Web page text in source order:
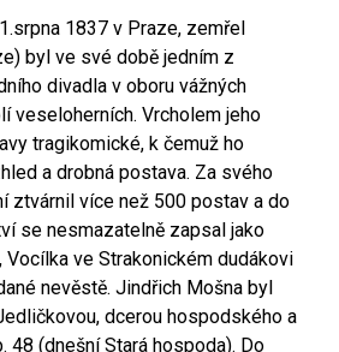
1837 v Praze, zemřel
byl ve své době jedním z
divadla v oboru vážných
veseloherních. Vrcholem jeho
tragikomické, k čemuž ho
a drobná postava. Za svého
ztvárnil více než 500 postav a do
se nesmazatelně zapsal jako
Vocílka ve Strakonickém dudákovi
nevěstě. Jindřich Mošna byl
dcerou hospodského a
48 (dnešní Stará hospoda). Do